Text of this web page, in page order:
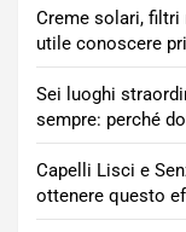
Creme solari, filtri
utile conoscere
Sei luoghi
sempre: perché
Capelli Lisci e
ottenere questo